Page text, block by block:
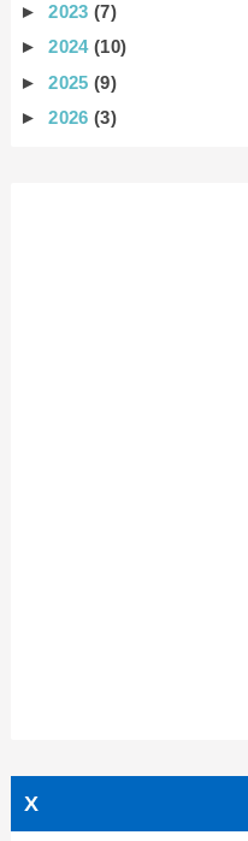
►2023(7)
►2024(10)
►2025(9)
►2026(3)
X